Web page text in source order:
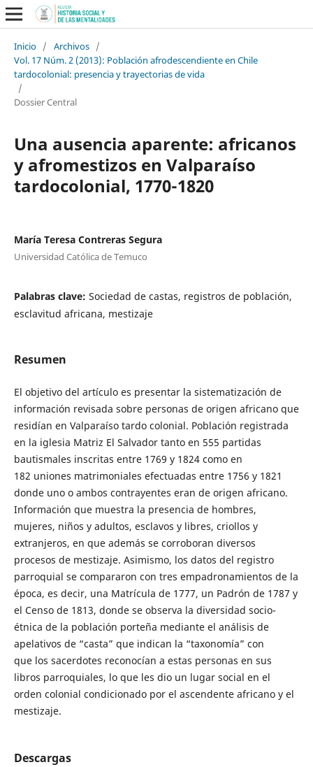
Inicio / Archivos /
Vol. 17 Núm. 2 (2013): Población afrodescendiente en Chile
tardocolonial: presencia y trayectorias de vida
/
Dossier Central
Una ausencia aparente: africanos
y afromestizos en Valparaíso
tardocolonial, 1770-1820
María Teresa Contreras Segura
Universidad Católica de Temuco
Palabras clave: Sociedad de castas, registros de población,
esclavitud africana, mestizaje
Resumen
El objetivo del artículo es presentar la sistematización de
información revisada sobre personas de origen africano que
residían en Valparaíso tardo colonial. Población registrada
en la iglesia Matriz El Salvador tanto en 555 partidas
bautismales inscritas entre 1769 y 1824 como en
182 uniones matrimoniales efectuadas entre 1756 y 1821
donde uno o ambos contrayentes eran de origen africano.
Información que muestra la presencia de hombres,
mujeres, niños y adultos, esclavos y libres, criollos y
extranjeros, en que además se corroboran diversos
procesos de mestizaje. Asimismo, los datos del registro
parroquial se compararon con tres empadronamientos de la
época, es decir, una Matrícula de 1777, un Padrón de 1787 y
el Censo de 1813, donde se observa la diversidad socio-
étnica de la población porteña mediante el análisis de
apelativos de “casta” que indican la “taxonomía” con
que los sacerdotes reconocían a estas personas en sus
libros parroquiales, lo que les dio un lugar social en el
orden colonial condicionado por el ascendente africano y el
mestizaje.
Descargas